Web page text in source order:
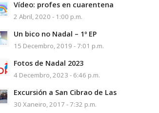
Vídeo: profes en cuarentena
2 Abril, 2020 - 1:00 p.m.
Un bico no Nadal – 1º EP
15 Decembro, 2019 - 7:01 p.m.
Fotos de Nadal 2023
4 Decembro, 2023 - 6:46 p.m.
Excursión a San Cibrao de Las
30 Xaneiro, 2017 - 7:32 p.m.